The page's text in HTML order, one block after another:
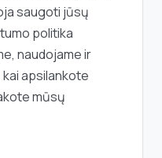
saugoti jūsų
politika
naudojame ir
apsilankote
mūsų